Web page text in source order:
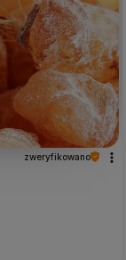
zweryfikowano